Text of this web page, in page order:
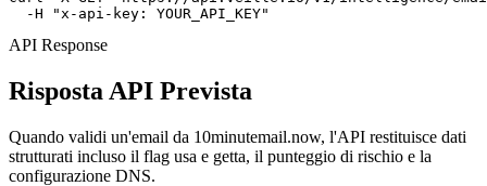
  -H "x-api-key: YOUR_API_KEY"
API Response
Risposta API Prevista
Quando validi un'email da 10minutemail.now, l'API restituisce dati
strutturati incluso il flag usa e getta, il punteggio di rischio e la
configurazione DNS.